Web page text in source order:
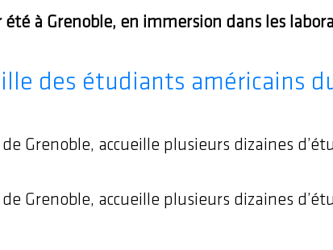
à Grenoble, en immersion dans les
des étudiants américains
Grenoble, accueille plusieurs dizaines
Grenoble, accueille plusieurs dizaines